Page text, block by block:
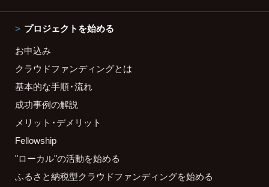
プロジェクトを始める
お申込み
クラウドファンディングとは
基本的な手順・流れ
成功事例の解説
メリット・デメリット
Fellowship
"ローカル"の活動を始める
ふるさと納税型クラウドファンディングを始める